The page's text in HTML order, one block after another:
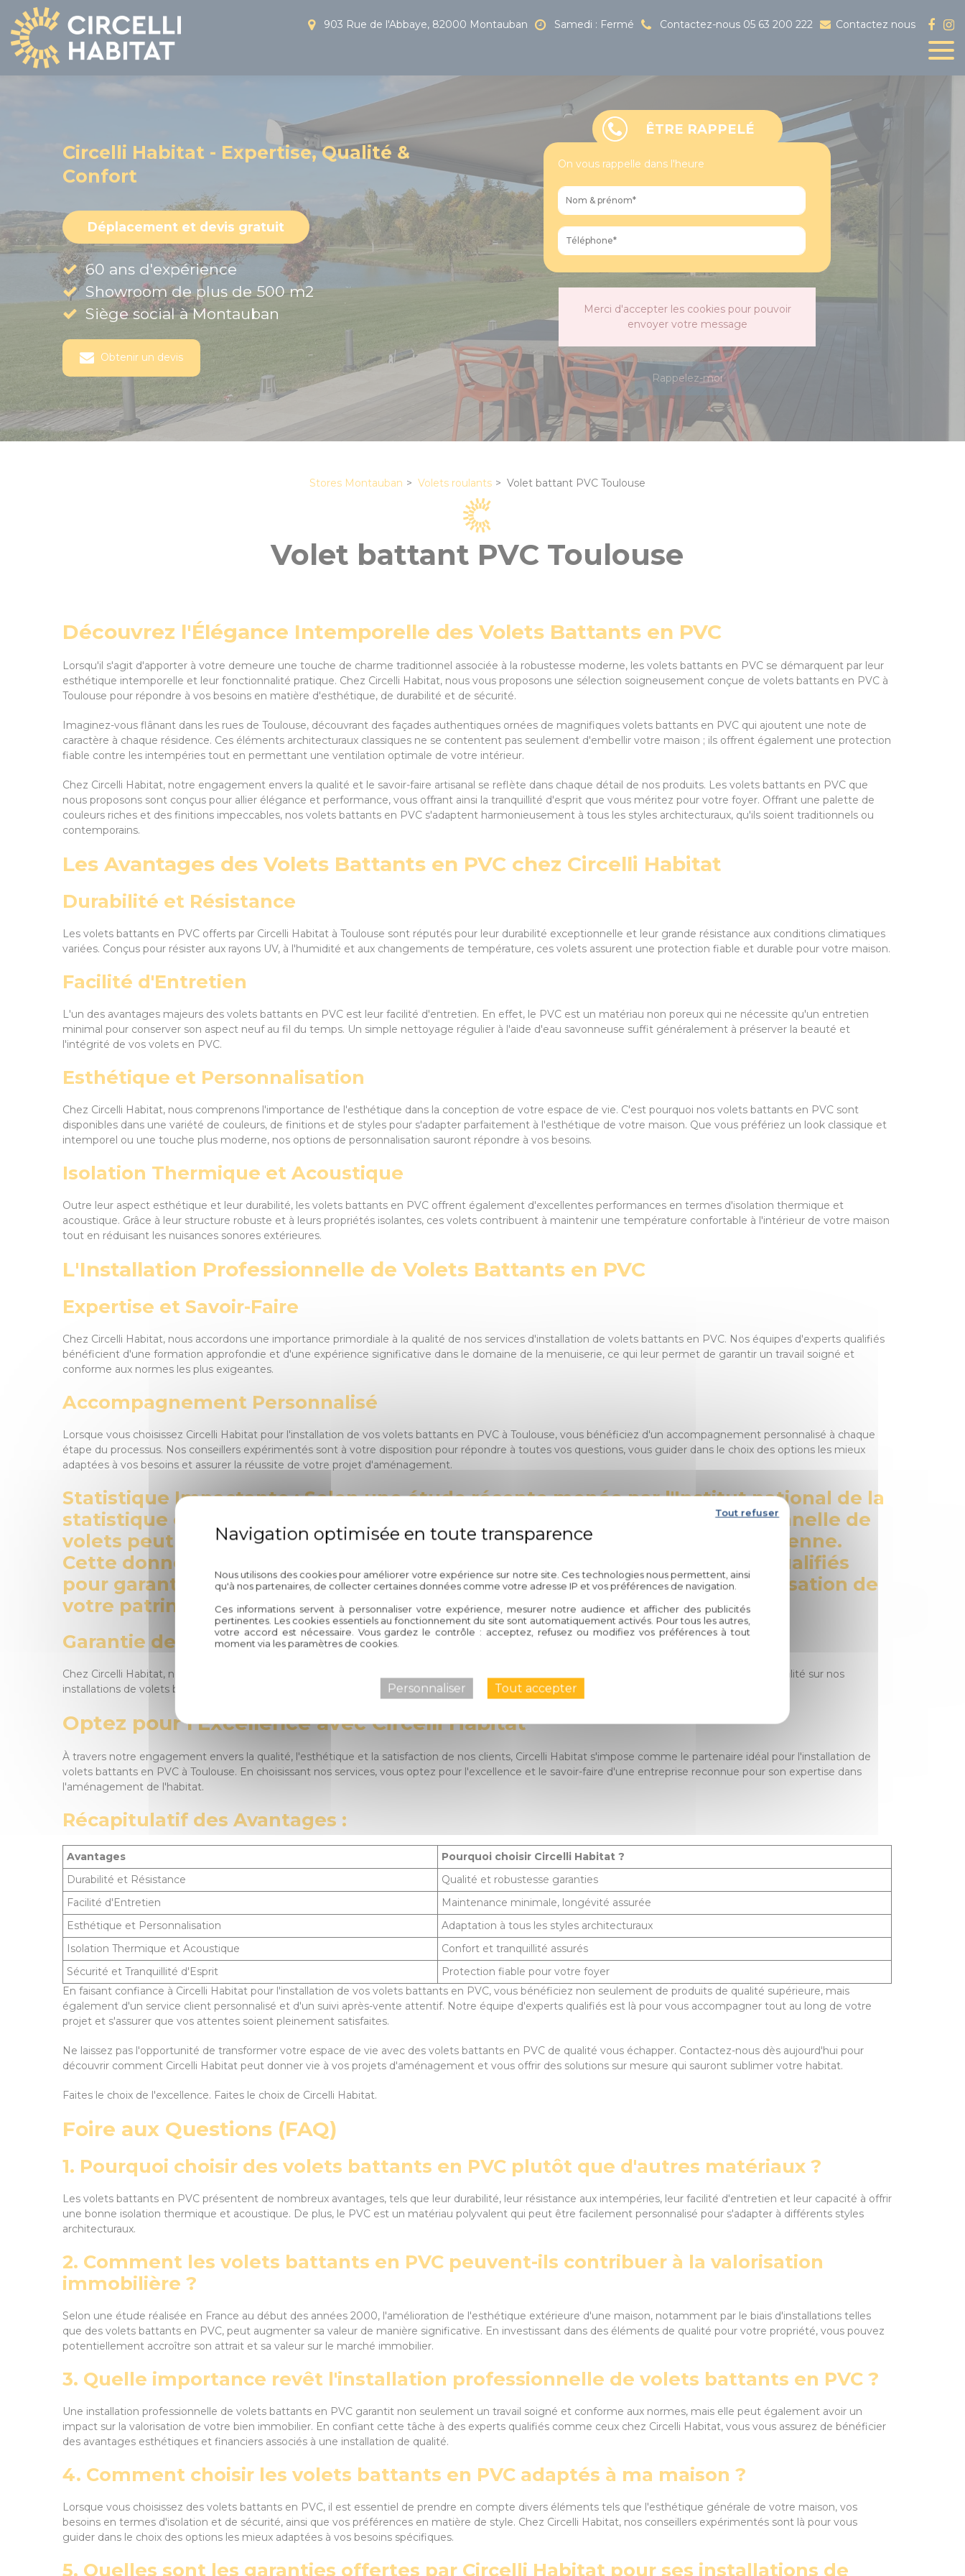
903 Rue de l'Abbaye, 82000 Montauban Samedi : Fermé Contactez-nous 05 63 200 222 Contactez nous
Circelli Habitat - Expertise, Qualité &
Confort
Déplacement et devis gratuit
60 ans d'expérience
Showroom de plus de 500 m2
Siège social à Montauban
Obtenir un devis
ÊTRE RAPPELÉ
On vous rappelle dans l'heure
Merci d'accepter les cookies pour pouvoir
envoyer votre message
Rappelez-moi
Stores Montauban Volets roulants Volet battant PVC Toulouse
Volet battant PVC Toulouse
Découvrez l'Élégance Intemporelle des Volets Battants en PVC
Lorsqu'il s'agit d'apporter à votre demeure une touche de charme traditionnel associée à la robustesse moderne, les volets battants en PVC se démarquent par leur
esthétique intemporelle et leur fonctionnalité pratique. Chez Circelli Habitat, nous vous proposons une sélection soigneusement conçue de volets battants en PVC à
Toulouse pour répondre à vos besoins en matière d'esthétique, de durabilité et de sécurité.
Imaginez-vous flânant dans les rues de Toulouse, découvrant des façades authentiques ornées de magnifiques volets battants en PVC qui ajoutent une note de
caractère à chaque résidence. Ces éléments architecturaux classiques ne se contentent pas seulement d'embellir votre maison ; ils offrent également une protection
fiable contre les intempéries tout en permettant une ventilation optimale de votre intérieur.
Chez Circelli Habitat, notre engagement envers la qualité et le savoir-faire artisanal se reflète dans chaque détail de nos produits. Les volets battants en PVC que
nous proposons sont conçus pour allier élégance et performance, vous offrant ainsi la tranquillité d'esprit que vous méritez pour votre foyer. Offrant une palette de
couleurs riches et des finitions impeccables, nos volets battants en PVC s'adaptent harmonieusement à tous les styles architecturaux, qu'ils soient traditionnels ou
contemporains.
Les Avantages des Volets Battants en PVC chez Circelli Habitat
Durabilité et Résistance
Les volets battants en PVC offerts par Circelli Habitat à Toulouse sont réputés pour leur durabilité exceptionnelle et leur grande résistance aux conditions climatiques
variées. Conçus pour résister aux rayons UV, à l'humidité et aux changements de température, ces volets assurent une protection fiable et durable pour votre maison.
Facilité d'Entretien
L'un des avantages majeurs des volets battants en PVC est leur facilité d'entretien. En effet, le PVC est un matériau non poreux qui ne nécessite qu'un entretien
minimal pour conserver son aspect neuf au fil du temps. Un simple nettoyage régulier à l'aide d'eau savonneuse suffit généralement à préserver la beauté et
l'intégrité de vos volets en PVC.
Esthétique et Personnalisation
Chez Circelli Habitat, nous comprenons l'importance de l'esthétique dans la conception de votre espace de vie. C'est pourquoi nos volets battants en PVC sont
disponibles dans une variété de couleurs, de finitions et de styles pour s'adapter parfaitement à l'esthétique de votre maison. Que vous préfériez un look classique et
intemporel ou une touche plus moderne, nos options de personnalisation sauront répondre à vos besoins.
Isolation Thermique et Acoustique
Outre leur aspect esthétique et leur durabilité, les volets battants en PVC offrent également d'excellentes performances en termes d'isolation thermique et
acoustique. Grâce à leur structure robuste et à leurs propriétés isolantes, ces volets contribuent à maintenir une température confortable à l'intérieur de votre maison
tout en réduisant les nuisances sonores extérieures.
L'Installation Professionnelle de Volets Battants en PVC
Expertise et Savoir-Faire
Chez Circelli Habitat, nous accordons une importance primordiale à la qualité de nos services d'installation de volets battants en PVC. Nos équipes d'experts qualifiés
bénéficient d'une formation approfondie et d'une expérience significative dans le domaine de la menuiserie, ce qui leur permet de garantir un travail soigné et
conforme aux normes les plus exigeantes.
Accompagnement Personnalisé
Lorsque vous choisissez Circelli Habitat pour l'installation de vos volets battants en PVC à Toulouse, vous bénéficiez d'un accompagnement personnalisé à chaque
étape du processus. Nos conseillers expérimentés sont à votre disposition pour répondre à toutes vos questions, vous guider dans le choix des options les mieux
adaptées à vos besoins et assurer la réussite de votre projet d'aménagement.
Statistique Impactante : Selon une étude récente menée par l'Institut national de la
statistique et des études économiques (INSEE), une installation professionnelle de
volets peut augmenter la valeur immobilière d'une maison de 10% en moyenne.
Cette donnée souligne l'importance de faire appel à des professionnels qualifiés
pour garantir non seulement la qualité de l'installation, mais aussi la valorisation de
votre patrimoine.
Garantie de Qualité
Chez Circelli Habitat, nous attachons une grande importance à la satisfaction de nos clients. C'est pourquoi nous vous offrons une garantie de qualité sur nos
installations de volets battants en PVC, vous assurant ainsi une tranquillité d'esprit totale quant à la durabilité et à la performance de nos produits.
Optez pour l'Excellence avec Circelli Habitat
À travers notre engagement envers la qualité, l'esthétique et la satisfaction de nos clients, Circelli Habitat s'impose comme le partenaire idéal pour l'installation de
volets battants en PVC à Toulouse. En choisissant nos services, vous optez pour l'excellence et le savoir-faire d'une entreprise reconnue pour son expertise dans
l'aménagement de l'habitat.
Récapitulatif des Avantages :
Avantages
Pourquoi choisir Circelli Habitat ?
Durabilité et Résistance
Qualité et robustesse garanties
Facilité d'Entretien
Maintenance minimale, longévité assurée
Esthétique et Personnalisation
Adaptation à tous les styles architecturaux
Isolation Thermique et Acoustique
Confort et tranquillité assurés
Sécurité et Tranquillité d'Esprit
Protection fiable pour votre foyer
En faisant confiance à Circelli Habitat pour l'installation de vos volets battants en PVC, vous bénéficiez non seulement de produits de qualité supérieure, mais
également d'un service client personnalisé et d'un suivi après-vente attentif. Notre équipe d'experts qualifiés est là pour vous accompagner tout au long de votre
projet et s'assurer que vos attentes soient pleinement satisfaites.
Ne laissez pas l'opportunité de transformer votre espace de vie avec des volets battants en PVC de qualité vous échapper. Contactez-nous dès aujourd'hui pour
découvrir comment Circelli Habitat peut donner vie à vos projets d'aménagement et vous offrir des solutions sur mesure qui sauront sublimer votre habitat.
Faites le choix de l'excellence. Faites le choix de Circelli Habitat.
Foire aux Questions (FAQ)
1. Pourquoi choisir des volets battants en PVC plutôt que d'autres matériaux ?
Les volets battants en PVC présentent de nombreux avantages, tels que leur durabilité, leur résistance aux intempéries, leur facilité d'entretien et leur capacité à offrir
une bonne isolation thermique et acoustique. De plus, le PVC est un matériau polyvalent qui peut être facilement personnalisé pour s'adapter à différents styles
architecturaux.
2. Comment les volets battants en PVC peuvent-ils contribuer à la valorisation
immobilière ?
Selon une étude réalisée en France au début des années 2000, l'amélioration de l'esthétique extérieure d'une maison, notamment par le biais d'installations telles
que des volets battants en PVC, peut augmenter sa valeur de manière significative. En investissant dans des éléments de qualité pour votre propriété, vous pouvez
potentiellement accroître son attrait et sa valeur sur le marché immobilier.
3. Quelle importance revêt l'installation professionnelle de volets battants en PVC ?
Une installation professionnelle de volets battants en PVC garantit non seulement un travail soigné et conforme aux normes, mais elle peut également avoir un
impact sur la valorisation de votre bien immobilier. En confiant cette tâche à des experts qualifiés comme ceux chez Circelli Habitat, vous vous assurez de bénéficier
des avantages esthétiques et financiers associés à une installation de qualité.
4. Comment choisir les volets battants en PVC adaptés à ma maison ?
Lorsque vous choisissez des volets battants en PVC, il est essentiel de prendre en compte divers éléments tels que l'esthétique générale de votre maison, vos
besoins en termes d'isolation et de sécurité, ainsi que vos préférences en matière de style. Chez Circelli Habitat, nos conseillers expérimentés sont là pour vous
guider dans le choix des options les mieux adaptées à vos besoins spécifiques.
5. Quelles sont les garanties offertes par Circelli Habitat pour ses installations de
Panneau de gestion des cookies
Nous utilisons des cookies pour améliorer votre expérience sur notre site. Ces technologies nous permettent, ainsi
qu'à nos partenaires, de collecter certaines données comme votre adresse IP et vos préférences de navigation.
Ces informations servent à personnaliser votre expérience, mesurer notre audience et afficher des publicités
pertinentes. Les cookies essentiels au fonctionnement du site sont automatiquement activés. Pour tous les autres,
votre accord est nécessaire. Vous gardez le contrôle : acceptez, refusez ou modifiez vos préférences à tout
moment via les paramètres de cookies.
Tout accepter
Tout refuser
Personnaliser